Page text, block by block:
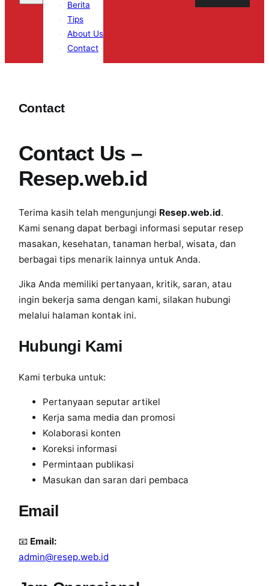
Berita
Tips
About Us
Contact
Contact
Contact Us –
Resep.web.id
Terima kasih telah mengunjungi Resep.web.id.
Kami senang dapat berbagi informasi seputar resep
masakan, kesehatan, tanaman herbal, wisata, dan
berbagai tips menarik lainnya untuk Anda.
Jika Anda memiliki pertanyaan, kritik, saran, atau
ingin bekerja sama dengan kami, silakan hubungi
melalui halaman kontak ini.
Hubungi Kami
Kami terbuka untuk:
Pertanyaan seputar artikel
Kerja sama media dan promosi
Kolaborasi konten
Koreksi informasi
Permintaan publikasi
Masukan dan saran dari pembaca
Email
📧 Email:
admin@resep.web.id